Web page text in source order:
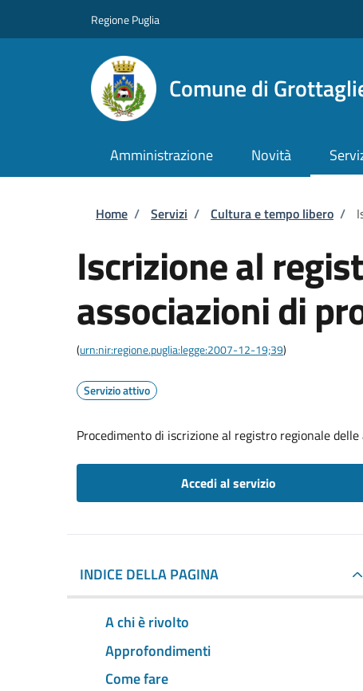
Regione Puglia
Comune di
Amministrazione Novità
Briciole di pane
Home / Servizi / Cultura e tempo libero /
Iscrizione al
associazioni di
(urn:nir:regione.puglia:legge:2007-12-19;39)
Servizio attivo
Procedimento di iscrizione al registro regionale
Accedi al servizio
INDICE DELLA PAGINA
A chi è rivolto
Approfondimenti
Come fare